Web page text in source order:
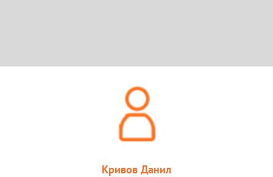
Кривов Данил